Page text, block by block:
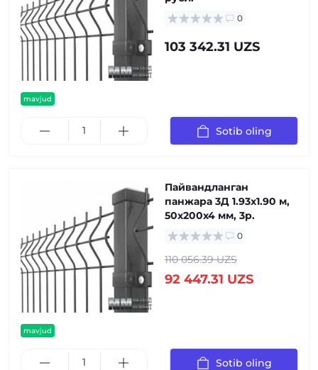
mavjud
0
103 342.31 UZS
Sotib oling
mavjud
Пайвандланган
панжара 3Д 1.93x1.90 м,
50x200x4 мм, 3р.
0
110 056.39 UZS
92 447.31 UZS
Sotib oling